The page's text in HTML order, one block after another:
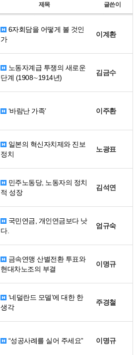
제목 글쓴이
6자회담을 어떻게 볼 것인
가
이계환
노동자계급 투쟁의 새로운
단계 (1908∼1914년)
김금수
‘바람난 가족’ 이주환
일본의 혁신자치제와 진보
정치
노광표
민주노동당, 노동자의 정치
적 성장
김석연
국민연금, 개인연금보다 낫
다.
엄규숙
금속연맹 산별전환 투표와
현대차노조의 부결
이명규
‘네덜란드 모델’에 대한 한
생각
주경철
“성공사례를 실어 주세요” 이명규